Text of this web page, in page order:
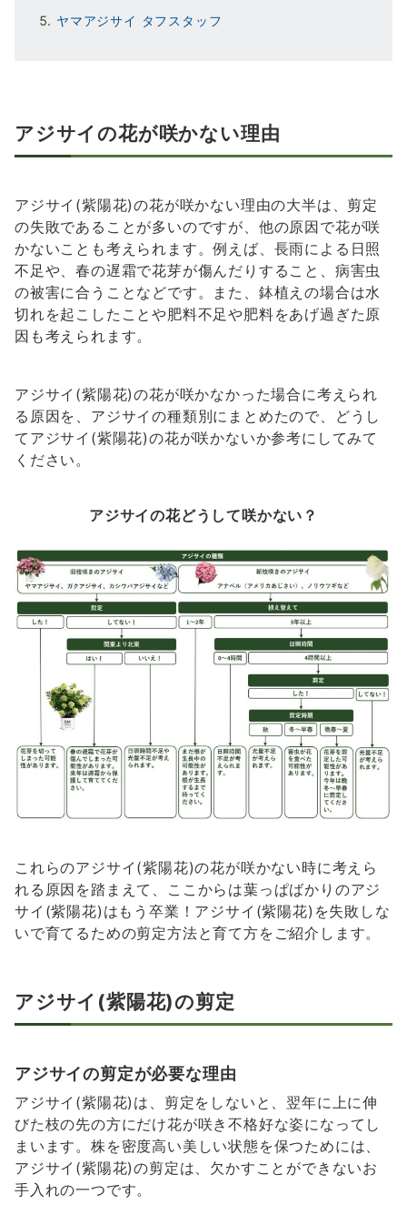
ヤマアジサイ タフスタッフ
アジサイの花が咲かない理由
アジサイ(紫陽花)の花が咲かない理由の大半は、剪定
の失敗であることが多いのですが、他の原因で花が咲
かないことも考えられます。例えば、長雨による日照
不足や、春の遅霜で花芽が傷んだりすること、病害虫
の被害に合うことなどです。また、鉢植えの場合は水
切れを起こしたことや肥料不足や肥料をあげ過ぎた原
因も考えられます。
アジサイ(紫陽花)の花が咲かなかった場合に考えられ
る原因を、アジサイの種類別にまとめたので、どうし
てアジサイ(紫陽花)の花が咲かないか参考にしてみて
ください。
アジサイの花どうして咲かない？
これらのアジサイ(紫陽花)の花が咲かない時に考えら
れる原因を踏まえて、ここからは葉っぱばかりのアジ
サイ(紫陽花)はもう卒業！アジサイ(紫陽花)を失敗しな
いで育てるための剪定方法と育て方をご紹介します。
アジサイ(紫陽花)の剪定
アジサイの剪定が必要な理由
アジサイ(紫陽花)は、剪定をしないと、翌年に上に伸
びた枝の先の方にだけ花が咲き不格好な姿になってし
まいます。株を密度高い美しい状態を保つためには、
アジサイ(紫陽花)の剪定は、欠かすことができないお
手入れの一つです。